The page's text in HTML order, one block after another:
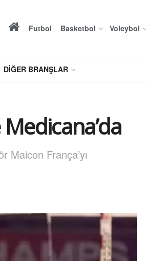
Futbol Basketbol Voleybol
DIĞER BRANŞLAR
Maicon França’yı